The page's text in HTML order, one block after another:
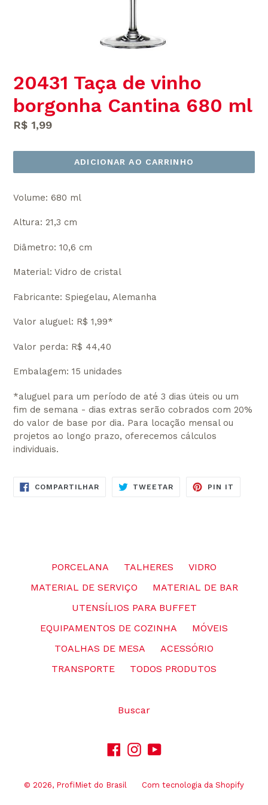
20431 Taça de vinho
borgonha Cantina 680 ml
Preço
R$ 1,99
ADICIONAR AO CARRINHO
Volume: 680 ml
Altura: 21,3 cm
Diâmetro: 10,6 cm
Material: Vidro de cristal
Fabricante: Spiegelau, Alemanha
Valor aluguel: R$ 1,99*
Valor perda: R$ 44,40
Embalagem: 15 unidades
*aluguel para um período de até 3 dias úteis ou um
fim de semana - dias extras serão cobrados com 20%
do valor de base por dia. Para locação mensal ou
projetos ao longo prazo, oferecemos cálculos
individuais.
COMPARTILHARCOMPARTILHE
NO
TWEETAR TUITE
PIN IT
PORCELANA TALHERES
VIDRO
MATERIAL DE SERVIÇO
MATERIAL DE BAR
UTENSÍLIOS PARA BUFFET
EQUIPAMENTOS DE COZINHA
MÓVEIS
TOALHAS DE MESA
ACESSÓRIO
TRANSPORTE
TODOS PRODUTOS
Buscar
Facebook
Instagram
YouTube
© 2026, ProfiMiet do Brasil Com tecnologia da Shopify